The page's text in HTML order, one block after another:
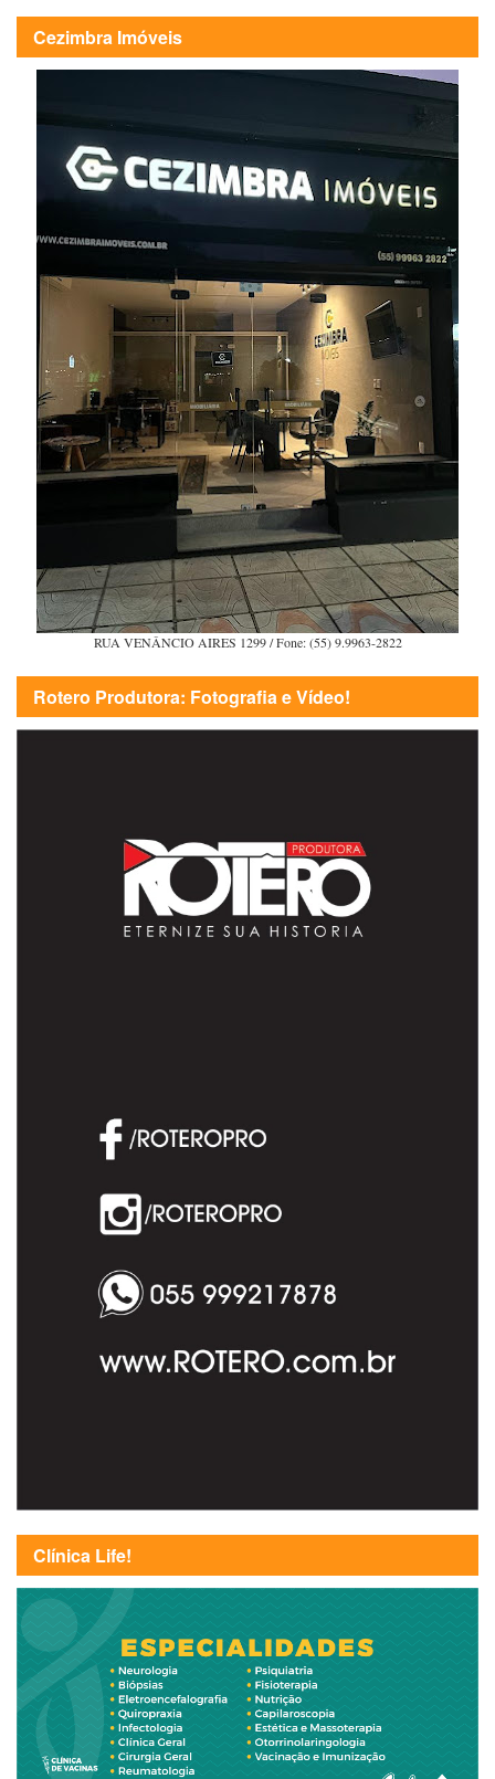
Cezimbra Imóveis
RUA VENÂNCIO AIRES 1299 / Fone: (55) 9.9963-2822
Rotero Produtora: Fotografia e Vídeo!
Clínica Life!